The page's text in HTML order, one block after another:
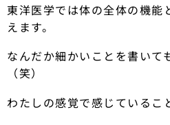
東洋医学では体の全体の機能
えます。
なんだか細かいことを書いて
（笑）
わたしの感覚で感じているこ